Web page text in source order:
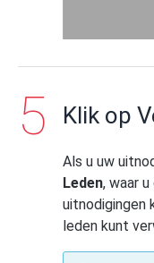
Klik op
Als u uw
Leden, waar
uitnodigingen
leden kunt